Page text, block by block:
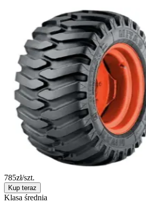
785zł/szt.
Kup teraz
Klasa średnia